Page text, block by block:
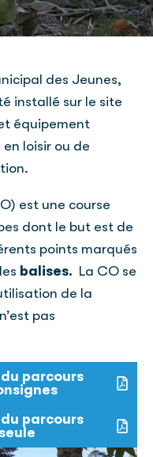
des Jeunes,
installé sur le site
équipement
loisir ou de
est une course
dont le but est de
points marqués
balises. La CO se
de la
pas
parcours
parcours